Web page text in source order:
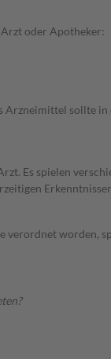
oder Apotheker:
Arzneimittel sollte
Es spielen
verordnet worden,